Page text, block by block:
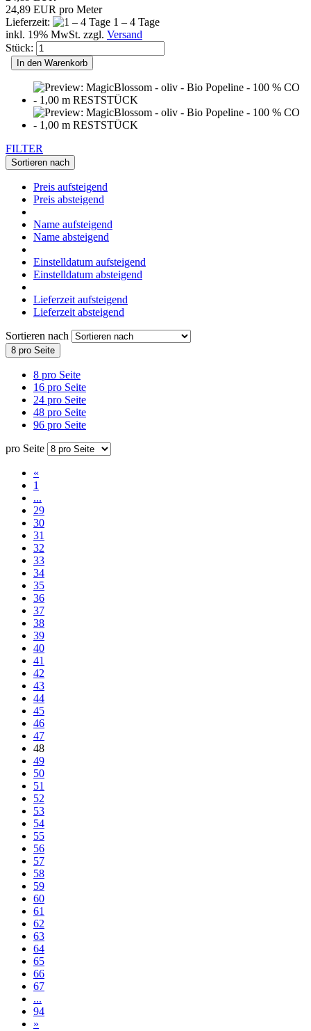
24,89 EUR pro Meter
Lieferzeit:
1 – 4 Tage
inkl. 19% MwSt. zzgl. Versand
Stück:
In den Warenkorb
FILTER
Sortieren nach
Preis aufsteigend
Preis absteigend
Name aufsteigend
Name absteigend
Einstelldatum aufsteigend
Einstelldatum absteigend
Lieferzeit aufsteigend
Lieferzeit absteigend
Sortieren nach
8 pro Seite
8 pro Seite
16 pro Seite
24 pro Seite
48 pro Seite
96 pro Seite
pro Seite
«
1
...
29
30
31
32
33
34
35
36
37
38
39
40
41
42
43
44
45
46
47
48
49
50
51
52
53
54
55
56
57
58
59
60
61
62
63
64
65
66
67
...
94
»